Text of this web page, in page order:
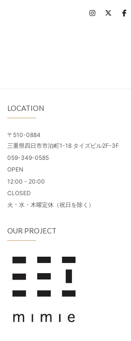
LOCATION
〒510-0884
三重県四日市市泊町1-18 タイズビル2F-3F
059-349-0585
OPEN
12:00 - 20:00
CLOSED
火・水・木曜定休（祝日を除く）
OUR PROJECT